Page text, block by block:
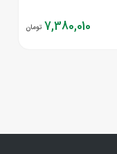
7,380,010 تومان